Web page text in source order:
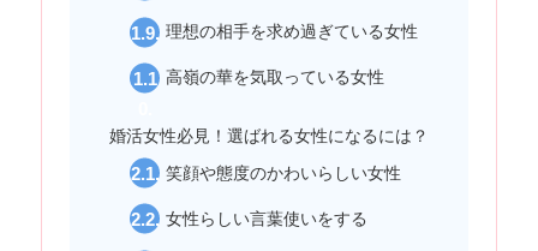
理想の相手を求め過ぎている女性
高嶺の華を気取っている女性
婚活女性必見！選ばれる女性になるには？
笑顔や態度のかわいらしい女性
女性らしい言葉使いをする